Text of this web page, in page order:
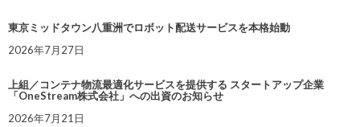
東京ミッドタウン八重洲でロボット配送サービスを本格始動
2026年7月27日
上組／コンテナ物流最適化サービスを提供する スタートアップ企業
「OneStream株式会社」への出資のお知らせ
2026年7月21日